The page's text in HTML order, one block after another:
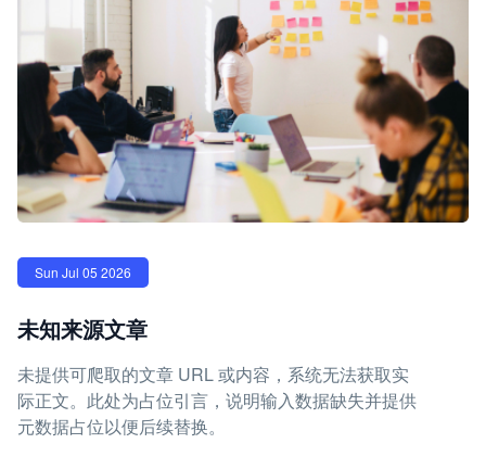
Sun Jul 05 2026
未知来源文章
未提供可爬取的文章 URL 或内容，系统无法获取实
际正文。此处为占位引言，说明输入数据缺失并提供
元数据占位以便后续替换。